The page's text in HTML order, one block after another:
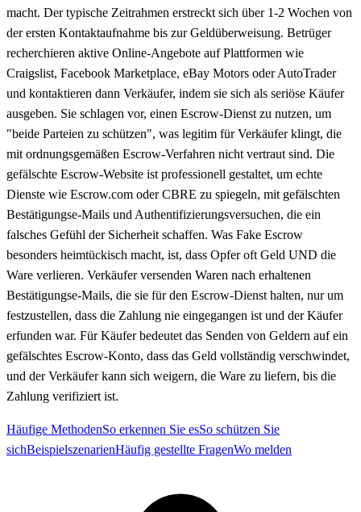
macht. Der typische Zeitrahmen erstreckt sich über 1-2 Wochen von
der ersten Kontaktaufnahme bis zur Geldüberweisung. Betrüger
recherchieren aktive Online-Angebote auf Plattformen wie
Craigslist, Facebook Marketplace, eBay Motors oder AutoTrader
und kontaktieren dann Verkäufer, indem sie sich als seriöse Käufer
ausgeben. Sie schlagen vor, einen Escrow-Dienst zu nutzen, um
"beide Parteien zu schützen", was legitim für Verkäufer klingt, die
mit ordnungsgemäßen Escrow-Verfahren nicht vertraut sind. Die
gefälschte Escrow-Website ist professionell gestaltet, um echte
Dienste wie Escrow.com oder CBRE zu spiegeln, mit gefälschten
Bestätigungse-Mails und Authentifizierungsversuchen, die ein
falsches Gefühl der Sicherheit schaffen. Was Fake Escrow
besonders heimtückisch macht, ist, dass Opfer oft Geld UND die
Ware verlieren. Verkäufer versenden Waren nach erhaltenen
Bestätigungse-Mails, die sie für den Escrow-Dienst halten, nur um
festzustellen, dass die Zahlung nie eingegangen ist und der Käufer
erfunden war. Für Käufer bedeutet das Senden von Geldern auf ein
gefälschtes Escrow-Konto, dass das Geld vollständig verschwindet,
und der Verkäufer kann sich weigern, die Ware zu liefern, bis die
Zahlung verifiziert ist.
Häufige MethodenSo erkennen Sie esSo schützen Sie
sichBeispielszenarienHäufig gestellte FragenWo melden